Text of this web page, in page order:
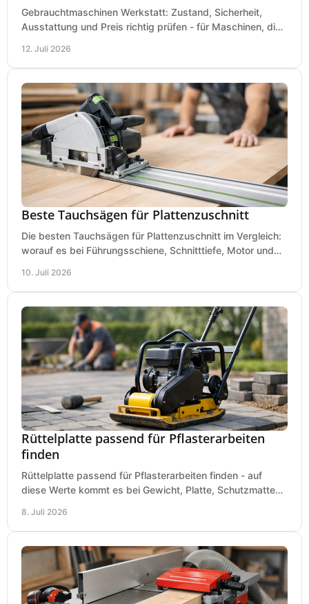
Gebrauchtmaschinen Werkstatt: Zustand, Sicherheit,
Ausstattung und Preis richtig prüfen - für Maschinen, die
12. Juli 2026
Beste Tauchsägen für Plattenzuschnitt
Die besten Tauchsägen für Plattenzuschnitt im Vergleich:
worauf es bei Führungsschiene, Schnitttiefe, Motor und
10. Juli 2026
Rüttelplatte passend für Pflasterarbeiten
finden
Rüttelplatte passend für Pflasterarbeiten finden - auf
diese Werte kommt es bei Gewicht, Platte, Schutzmatte
8. Juli 2026